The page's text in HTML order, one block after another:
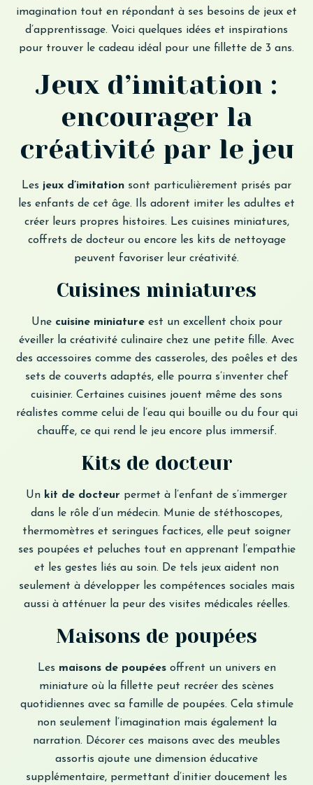
imagination tout en répondant à ses besoins de jeux et
d’apprentissage. Voici quelques idées et inspirations
pour trouver le cadeau idéal pour une fillette de 3 ans.
Jeux d’imitation :
encourager la
créativité par le jeu
Les jeux d’imitation sont particulièrement prisés par
les enfants de cet âge. Ils adorent imiter les adultes et
créer leurs propres histoires. Les cuisines miniatures,
coffrets de docteur ou encore les kits de nettoyage
peuvent favoriser leur créativité.
Cuisines miniatures
Une cuisine miniatureest un excellent choix pour
éveiller la créativité culinaire chez une petite fille. Avec
des accessoires comme des casseroles, des poêles et des
sets de couverts adaptés, elle pourra s’inventer chef
cuisinier. Certaines cuisines jouent même des sons
réalistes comme celui de l’eau qui bouille ou du four qui
chauffe, ce qui rend le jeu encore plus immersif.
Kits de docteur
Un kit de docteur permet à l’enfant de s’immerger
dans le rôle d’un médecin. Munie de stéthoscopes,
thermomètres et seringues factices, elle peut soigner
ses poupées et peluches tout en apprenant l’empathie
et les gestes liés au soin. De tels jeux aident non
seulement à développer les compétences sociales mais
aussi à atténuer la peur des visites médicales réelles.
Maisons de poupées
Les maisons de poupéesoffrent un univers en
miniature où la fillette peut recréer des scènes
quotidiennes avec sa famille de poupées. Cela stimule
non seulement l’imagination mais également la
narration. Décorer ces maisons avec des meubles
assortis ajoute une dimension éducative
supplémentaire, permettant d’initier doucement les